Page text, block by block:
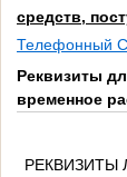
средств,
Телефонный
Реквизиты
временное
РЕКВИЗИТЫ